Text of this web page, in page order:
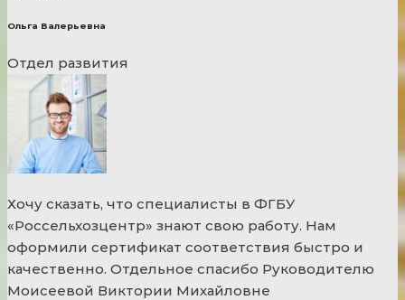
Ольга Валерьевна
Отдел развития
Хочу сказать, что специалисты в ФГБУ
«Россельхозцентр» знают свою работу. Нам
оформили сертификат соответствия быстро и
качественно. Отдельное спасибо Руководителю
Моисеевой Виктории Михайловне